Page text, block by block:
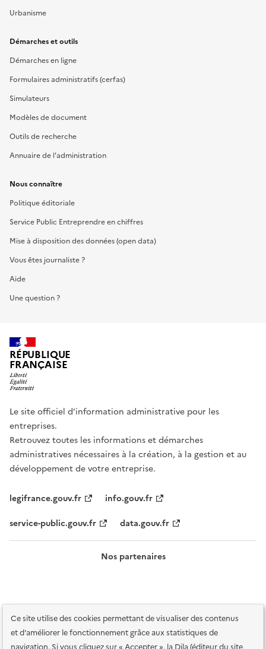
Ce site utilise des cookies permettant de visualiser des contenus
et d'améliorer le fonctionnement grâce aux statistiques de
Urbanisme
Démarches et outils
Démarches en ligne
Formulaires administratifs (cerfas)
Simulateurs
Modèles de document
Outils de recherche
Annuaire de l'administration
Nous connaître
Politique éditoriale
Service Public Entreprendre en chiffres
Mise à disposition des données (open data)
Vous êtes journaliste ?
Aide
Une question ?
RÉPUBLIQUE
FRANÇAISE
Le site officiel d’information administrative pour les
entreprises.
Retrouvez toutes les informations et démarches
administratives nécessaires à la création, à la gestion et au
développement de votre entreprise.
legifrance.gouv.fr
info.gouv.fr
service-public.gouv.fr
data.gouv.fr
Nos partenaires